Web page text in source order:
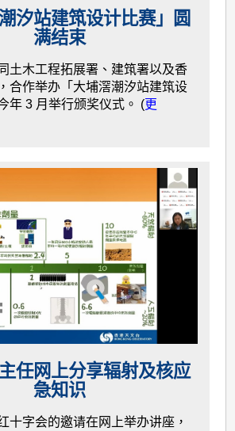
汐站建筑设计比赛」圆
满结束
土木工程拓展署、建筑署以及香
合作举办「大埔滘潮汐站建筑设
年 3 月举行颁奖仪式。 (更
任网上分享辐射及核应
急知识
十字会的邀请在网上举办讲座，